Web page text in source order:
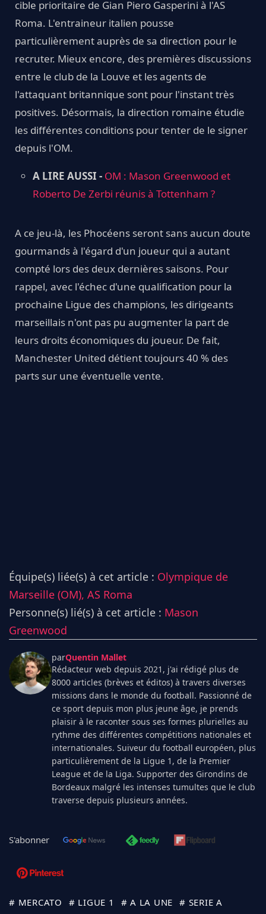
cible prioritaire de Gian Piero Gasperini à l'AS
Roma. L'entraineur italien pousse
particulièrement auprès de sa direction pour le
recruter. Mieux encore, des premières discussions
entre le club de la Louve et les agents de
l'attaquant britannique sont pour l'instant très
positives. Désormais, la direction romaine étudie
les différentes conditions pour tenter de le signer
depuis l'OM.
A LIRE AUSSI - OM : Mason Greenwood et
Roberto De Zerbi réunis à Tottenham ?
A ce jeu-là, les Phocéens seront sans aucun doute
gourmands à l'égard d'un joueur qui a autant
compté lors des deux dernières saisons. Pour
rappel, avec l'échec d'une qualification pour la
prochaine Ligue des champions, les dirigeants
marseillais n'ont pas pu augmenter la part de
leurs droits économiques du joueur. De fait,
Manchester United détient toujours 40 % des
parts sur une éventuelle vente.
Équipe(s) liée(s) à cet article : Olympique de
Marseille (OM), AS Roma
Personne(s) lié(s) à cet article : Mason
Greenwood
parQuentin Mallet
Rédacteur web depuis 2021, j'ai rédigé plus de
8000 articles (brèves et éditos) à travers diverses
missions dans le monde du football. Passionné de
ce sport depuis mon plus jeune âge, je prends
plaisir à le raconter sous ses formes plurielles au
rythme des différentes compétitions nationales et
internationales. Suiveur du football européen, plus
particulièrement de la Ligue 1, de la Premier
League et de la Liga. Supporter des Girondins de
Bordeaux malgré les intenses tumultes que le club
traverse depuis plusieurs années.
S'abonner
# MERCATO # LIGUE 1 # A LA UNE # SERIE A